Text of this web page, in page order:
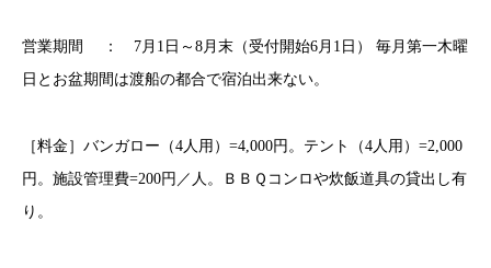
営業期間 ： 7月1日～8月末（受付開始6月1日） 毎月第一木曜
日とお盆期間は渡船の都合で宿泊出来ない。
［料金］バンガロー（4人用）=4,000円。テント（4人用）=2,000
円。施設管理費=200円／人。ＢＢＱコンロや炊飯道具の貸出し有
り。